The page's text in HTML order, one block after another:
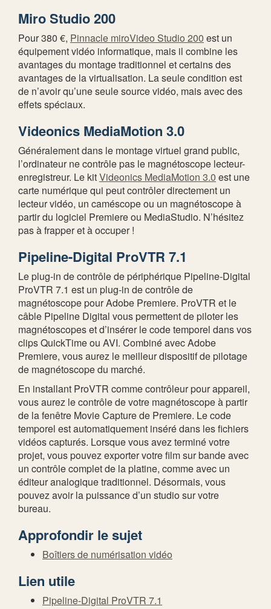
Miro Studio 200
Pour 380 €, Pinnacle miroVideo Studio 200 est un
équipement vidéo informatique, mais il combine les
avantages du montage traditionnel et certains des
avantages de la virtualisation. La seule condition est
de n’avoir qu’une seule source vidéo, mais avec des
effets spéciaux.
Videonics MediaMotion 3.0
Généralement dans le montage virtuel grand public,
l’ordinateur ne contrôle pas le magnétoscope lecteur-
enregistreur. Le kitVideonics MediaMotion 3.0 est une
carte numérique qui peut contrôler directement un
lecteur vidéo, un caméscope ou un magnétoscope à
partir du logiciel Premiere ou MediaStudio. N’hésitez
pas à frapper et à occuper !
Pipeline-Digital ProVTR 7.1
Le plug-in de contrôle de périphérique Pipeline-Digital
ProVTR 7.1 est un plug-in de contrôle de
magnétoscope pour Adobe Premiere. ProVTR et le
câble Pipeline Digital vous permettent de piloter les
magnétoscopes et d’insérer le code temporel dans vos
clips QuickTime ou AVI. Combiné avec Adobe
Premiere, vous aurez le meilleur dispositif de pilotage
de magnétoscope du marché.
En installant ProVTR comme contrôleur pour appareil,
vous aurez le contrôle de votre magnétoscope à partir
de la fenêtre Movie Capture de Premiere. Le code
temporel est automatiquement inséré dans les fichiers
vidéos capturés. Lorsque vous avez terminé votre
projet, vous pouvez exporter votre film sur bande avec
un contrôle complet de la platine, comme avec un
éditeur analogique traditionnel. Désormais, vous
pouvez avoir la puissance d’un studio sur votre
bureau.
Approfondir le sujet
Boîtiers de numérisation vidéo
Lien utile
Pipeline-Digital ProVTR 7.1